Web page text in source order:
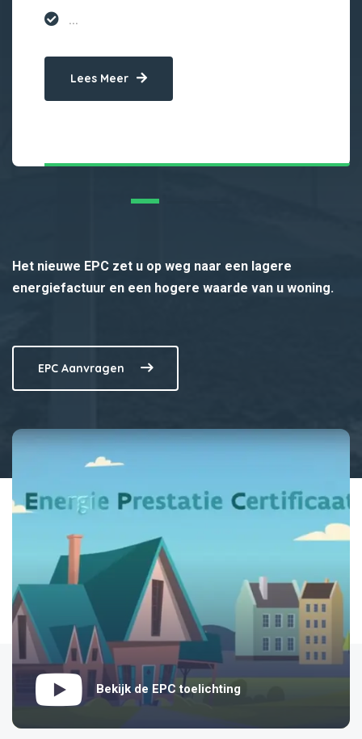
...
Lees Meer
Het nieuwe EPC zet u op weg naar een lagere
energiefactuur en een hogere waarde van u woning.
EPC Aanvragen
Bekijk de EPC toelichting